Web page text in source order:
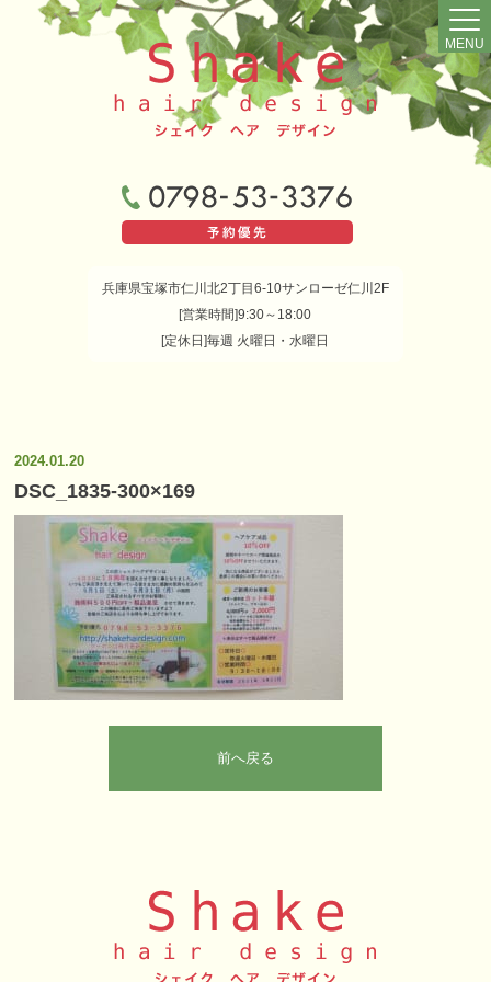
兵庫県宝塚市仁川北2丁目6-10サンローゼ仁川2F
[営業時間]9:30～18:00
[定休日]毎週 火曜日・水曜日
MENU
2024.01.20
DSC_1835-300×169
前へ戻る